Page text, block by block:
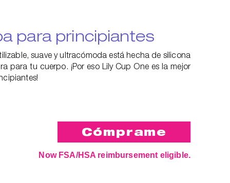
para principiantes
suave y ultracómoda está hecha de silicona
para tu cuerpo. ¡Por eso Lily Cup One es la mejor
Now FSA/HSA reimbursement eligible.